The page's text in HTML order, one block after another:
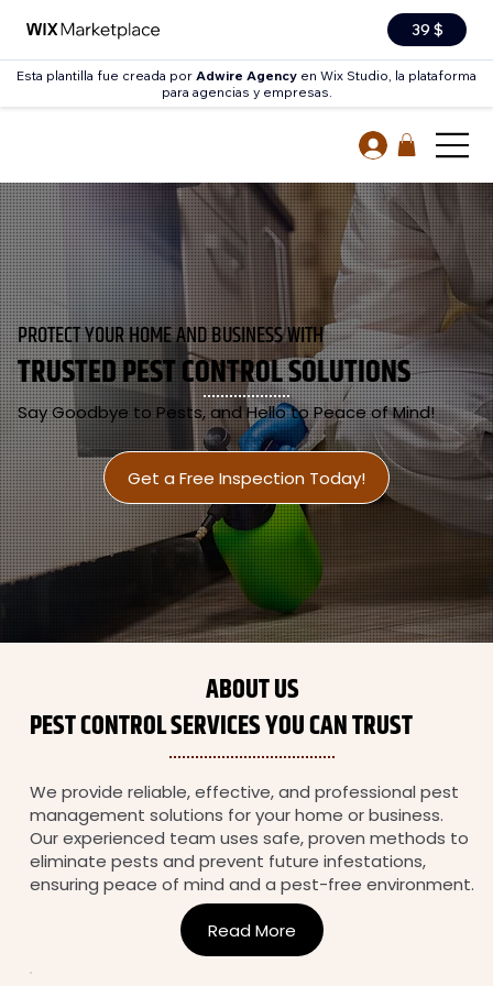
39 $
Esta plantilla fue creada por Adwire Agency en Wix Studio, la plataforma
para agencias y empresas.